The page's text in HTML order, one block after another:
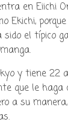
en Eiichi
Ekichi,
sido el típico
y tiene 22
que le
a su